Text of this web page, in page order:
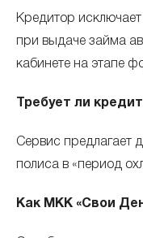
Кредитор
при выдаче займа
кабинете на этапе
Требует ли
Сервис предлагает
полиса в «период
Как МКК «Свои